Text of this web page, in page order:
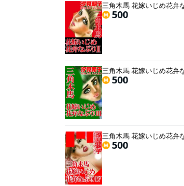
三角木馬 花嫁いじめ花弁
500
三角木馬 花嫁いじめ花弁
500
三角木馬 花嫁いじめ花弁
500